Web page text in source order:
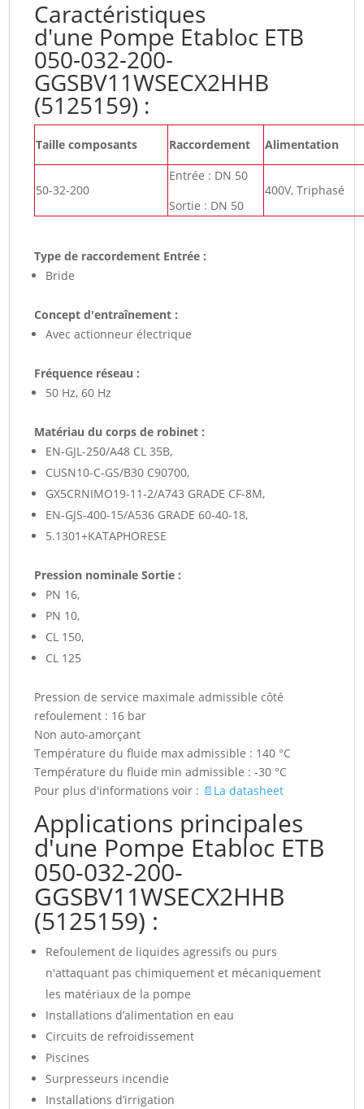
Caractéristiques
d'une Pompe Etabloc ETB
050-032-200-
GGSBV11WSECX2HHB
(5125159) :
Taille composants Raccordement Alimentation
50-32-200
Entrée : DN 50
Sortie : DN 50
400V, Triphasé
Type de raccordement Entrée :
Bride
Concept d'entraînement :
Avec actionneur électrique
Fréquence réseau :
50 Hz, 60 Hz
Matériau du corps de robinet :
EN-GJL-250/A48 CL 35B,
CUSN10-C-GS/B30 C90700,
GX5CRNIMO19-11-2/A743 GRADE CF-8M,
EN-GJS-400-15/A536 GRADE 60-40-18,
5.1301+KATAPHORESE
Pression nominale Sortie :
PN 16,
PN 10,
CL 150,
CL 125
Pression de service maximale admissible côté
refoulement : 16 bar
Non auto-amorçant
Température du fluide max admissible : 140 °C
Température du fluide min admissible : -30 °C
Pour plus d'informations voir : 📄La datasheet
Applications principales
d'une Pompe Etabloc ETB
050-032-200-
GGSBV11WSECX2HHB
(5125159) :
Refoulement de liquides agressifs ou purs
n'attaquant pas chimiquement et mécaniquement
les matériaux de la pompe
Installations d’alimentation en eau
Circuits de refroidissement
Piscines
Surpresseurs incendie
Installations d’irrigation